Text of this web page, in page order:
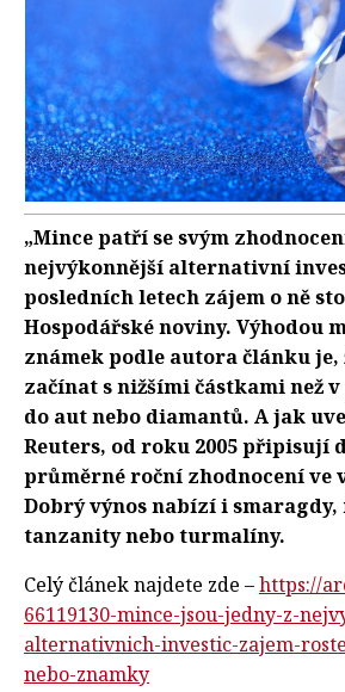
„Mince patří se svým
nejvýkonnější alternativní
posledních letech zájem o ně
Hospodářské noviny. Výhodou
známek podle autora článku je,
začínat s nižšími částkami než
do aut nebo diamantů. A jak
Reuters, od roku 2005 připisují
průměrné roční zhodnocení ve
Dobrý výnos nabízí i
tanzanity nebo turmalíny.
Celý článek najdete zde –https://
66119130-mince-jsou-jedny-z-
alternativnich-investic-zajem-
nebo-znamky